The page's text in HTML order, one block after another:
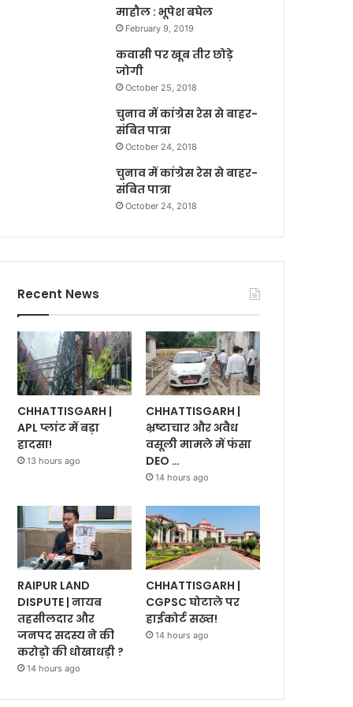
माहौल : भूपेश बघेल
February 9, 2019
कवासी पर खूब तीर छोड़े
जोगी
October 25, 2018
चुनाव में कांग्रेस रेस से बाहर-
संबित पात्रा
October 24, 2018
चुनाव में कांग्रेस रेस से बाहर-
संबित पात्रा
October 24, 2018
Recent News
CHHATTISGARH |
APL प्लांट में बड़ा
हादसा!
13 hours ago
CHHATTISGARH |
भ्रष्टाचार और अवैध
वसूली मामले में फंसा
DEO …
14 hours ago
RAIPUR LAND
DISPUTE | नायब
तहसीलदार और
जनपद सदस्य ने की
करोड़ो की धोखाधड़ी ?
14 hours ago
CHHATTISGARH |
CGPSC घोटाले पर
हाईकोर्ट सख्त!
14 hours ago